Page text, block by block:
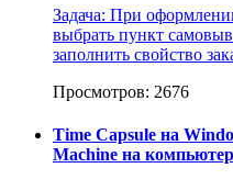
Задача: При
выбрать пункт
заполнить свойство
Просмотров: 2676
Time Capsule на
Machine на